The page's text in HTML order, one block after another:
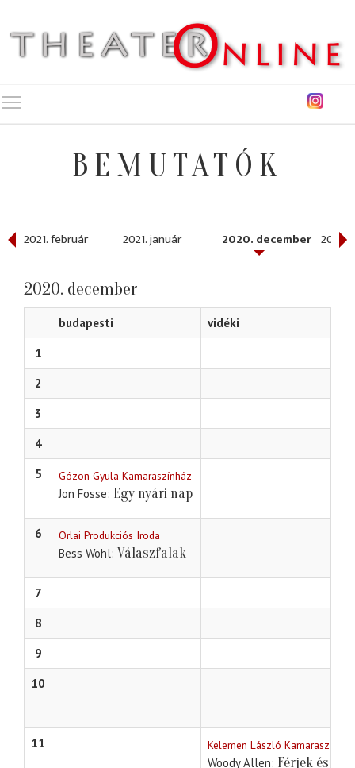
BEMUTATÓK
2021. február 2021. január 2020. december 2020.
2020. december
budapesti
vidéki
1
2
3
4
5
Gózon Gyula Kamaraszínház
Jon Fosse Egy nyári nap
6 Orlai Produkciós Iroda
Bess Wohl Válaszfalak
7
8
9
10
11 Kelemen László Kamaraszínház
Woody Allen Férjek és